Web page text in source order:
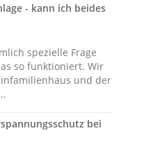
- kann ich beides
spezielle Frage
so funktioniert. Wir
und der
bei